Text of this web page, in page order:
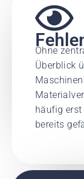
Ohne
Überblick
häufig erst
bereits